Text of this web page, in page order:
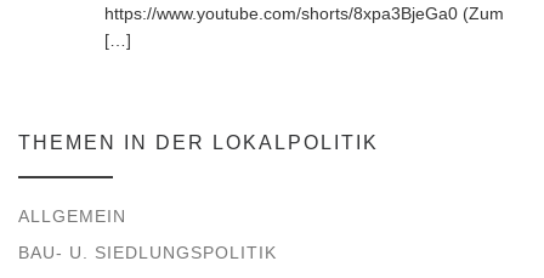
https://www.youtube.com/shorts/8xpa3BjeGa0 (Zum
[…]
THEMEN IN DER LOKALPOLITIK
ALLGEMEIN
BAU- U. SIEDLUNGSPOLITIK